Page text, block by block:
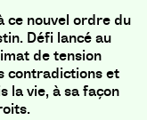
ce nouvel ordre du
Défi lancé au
de tension
contradictions et
la vie, à sa façon